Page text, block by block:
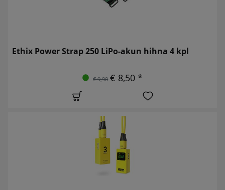
Ethix Power Strap 250 LiPo-akun hihna 4 kpl
€ 9,90 € 8,50 *